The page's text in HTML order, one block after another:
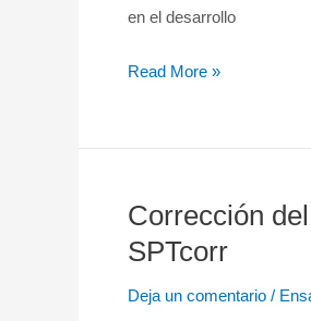
en el desarrollo
Read More »
Corrección
SPTcorr
Deja un comentario /
Corrección
del
y